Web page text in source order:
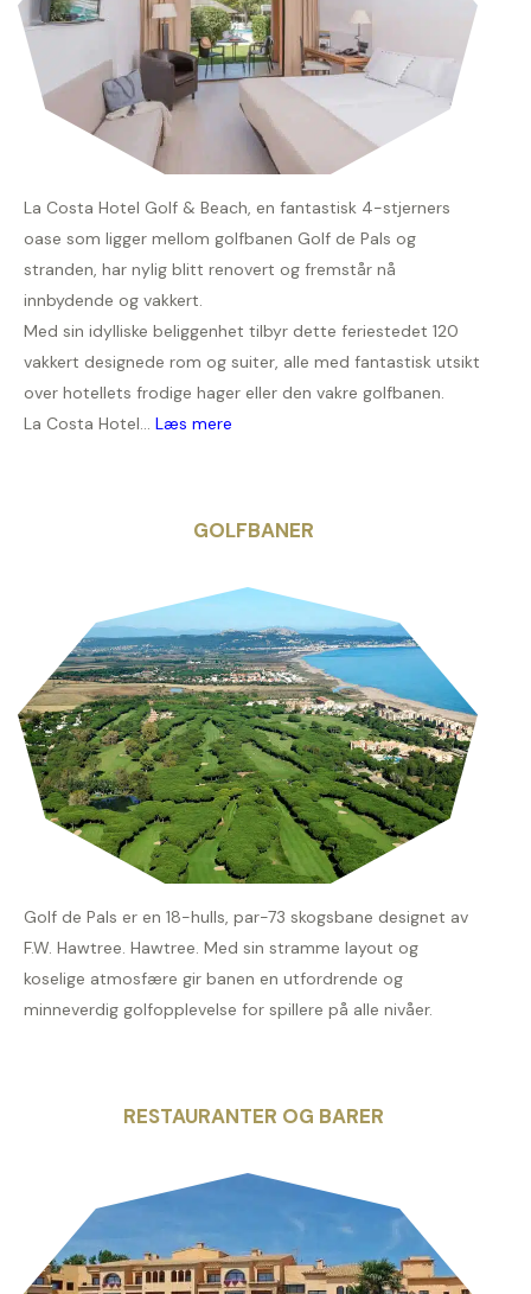
La Costa Hotel Golf & Beach, en fantastisk 4-stjerners
oase som ligger mellom golfbanen Golf de Pals og
stranden, har nylig blitt renovert og fremstår nå
innbydende og vakkert.
Med sin idylliske beliggenhet tilbyr dette feriestedet 120
vakkert designede rom og suiter, alle med fantastisk utsikt
over hotellets frodige hager eller den vakre golfbanen.
La Costa Hotel... Læs mere
GOLFBANER
Golf de Pals er en 18-hulls, par-73 skogsbane designet av
F.W. Hawtree. Hawtree. Med sin stramme layout og
koselige atmosfære gir banen en utfordrende og
minneverdig golfopplevelse for spillere på alle nivåer.
RESTAURANTER OG BARER